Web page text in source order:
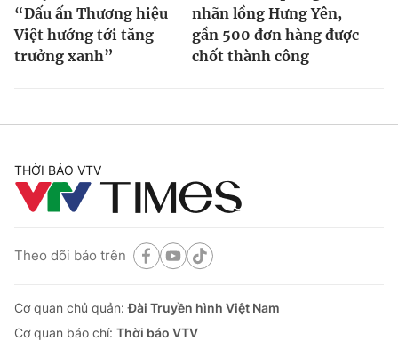
“Dấu ấn Thương hiệu
Việt hướng tới tăng
trưởng xanh”
nhãn lồng Hưng Yên,
gần 500 đơn hàng được
chốt thành công
THỜI BÁO VTV
Theo dõi báo trên
Cơ quan chủ quản:Đài Truyền hình Việt Nam
Cơ quan báo chí: Thời báo VTV